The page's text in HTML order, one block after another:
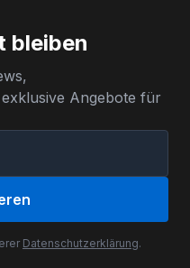
bleiben
Angebote für
Datenschutzerklärung.